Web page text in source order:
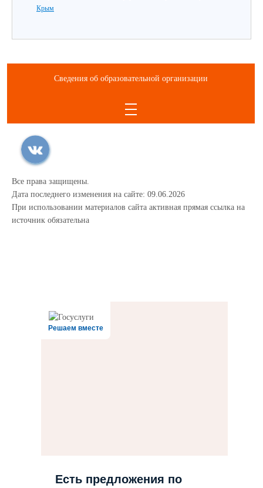
Крым
Сведения об образовательной организации
Все права защищены.
Дата последнего изменения на сайте: 09.06.2026
При использовании материалов сайта активная прямая ссылка на
источник обязательна
Решаем вместе
Есть предложения по